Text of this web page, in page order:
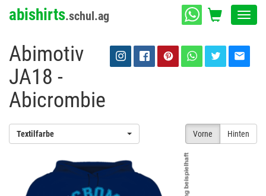
abishirts.schul.ag
Abimotiv
JA18 -
Abicrombie
Vorne Hinten
Textilfarbe